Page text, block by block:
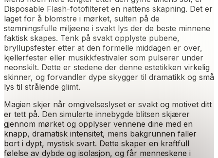
Disposable Flash-fotofilteret en nattens skapning. Det er
laget for å blomstre i mørket, sulten på de
stemningsfulle miljøene i svakt lys der de beste minnene
faktisk skapes. Tenk på svakt opplyste pubene,
bryllupsfester etter at den formelle middagen er over,
kjellerfester eller musikkfestivaler som pulserer under
neonskilt. Dette er stedene der denne estetikken virkelig
skinner, og forvandler dype skygger til dramatikk og små
lys til strålende glimt.
Magien skjer når omgivelseslyset er svakt og motivet ditt
er tett på. Den simulerte innebygde blitsen skjærer
gjennom mørket og opplyser vennene dine med en
knapp, dramatisk intensitet, mens bakgrunnen faller
bort i dypt, mystisk svart. Dette skaper en kraftfull
følelse av dybde og isolasjon, og får menneskene i